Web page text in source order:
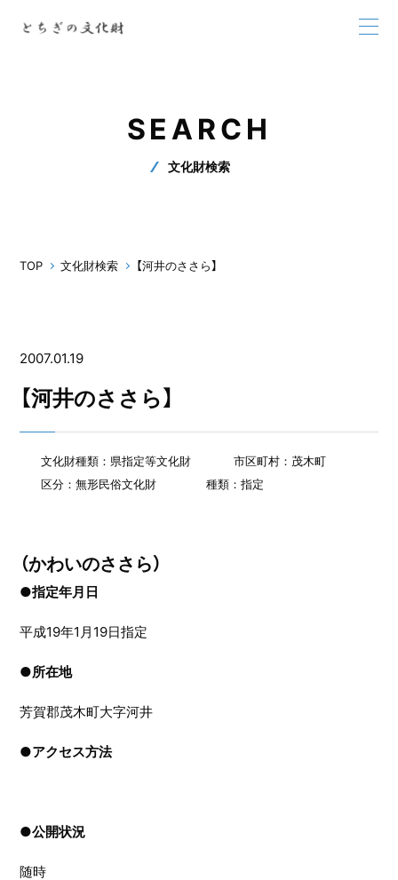
SEARCH
文化財検索
TOP 文化財検索 【河井のささら】
2007.01.19
【河井のささら】
文化財種類：県指定等文化財
市区町村：茂木町
区分：無形民俗文化財
種類：指定
（かわいのささら）
●指定年月日
平成19年1月19日指定
●所在地
芳賀郡茂木町大字河井
●アクセス方法
●公開状況
随時